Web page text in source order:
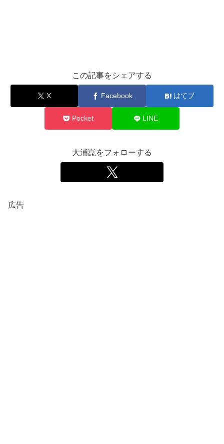
この記事をシェアする
X Facebook はてブ
Pocket LINE
大浦崑をフォローする
広告